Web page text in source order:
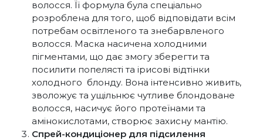
волосся. Її формула була спеціально
розроблена для того, щоб відповідати всім
потребам освітленого та знебарвленого
волосся. Маска насичена холодними
пігментами, що дає змогу зберегти та
посилити попелясті та ірисові відтінки
холодного блонду. Вона інтенсивно живить,
зволожує та ущільнює чутливе блондоване
волосся, насичує його протеїнами та
амінокислотами, створює захисну мантію.
Спрей-кондиціонер для підсилення